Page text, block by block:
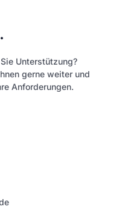
Unterstützung?
gerne weiter und
Anforderungen.